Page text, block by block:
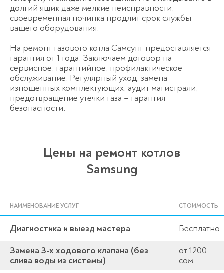
долгий ящик даже мелкие неисправности,
своевременная починка продлит срок службы
вашего оборудования.
На ремонт газового котла Самсунг предоставляется
гарантия от 1 года. Заключаем договор на
сервисное, гарантийное, профилактическое
обслуживание. Регулярный уход, замена
изношенных комплектующих, аудит магистрали,
предотвращение утечки газа – гарантия
безопасности.
Цены на ремонт котлов
Samsung
НАИМЕНОВАНИЕ УСЛУГ СТОИМОСТЬ
Диагностика и выезд мастера
Бесплатно
Замена 3-х ходового клапана (без
слива воды из системы)
от 1200
сом